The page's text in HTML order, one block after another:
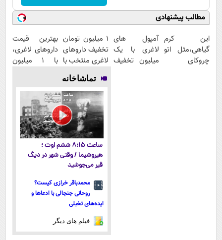
مطالب پیشنهادی
این کرم
گیاهی،مثل اتو
چروکای
آمپول های
لاغری با یک
میلیون تخفیف
۱ میلیون تومان
تخفیف داروهای
لاغری منتخب با
ارسال از
داروخانه
نزدیکت
بهترین قیمت
داروهای لاغری،
با ۱ میلیون
تماشاخانه
ساعت ۸:۱۵ ششم اوت ؛
هیروشیما / وقتی شهر در دیگ
قیر می‌جوشید
محمدباقر خرازی کیست؟
روحانی جنجالی با ادعاها و
ایده‌های تخیلی
فیلم های دیگر